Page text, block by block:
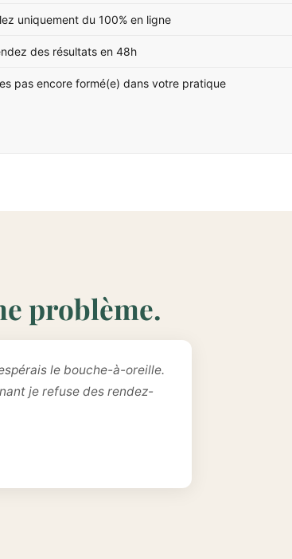
uniquement du 100% en ligne
des résultats en 48h
pas encore formé(e) dans votre pratique
problème.
le bouche-à-oreille.
je refuse des rendez-